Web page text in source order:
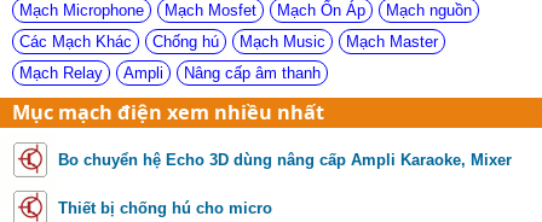
Mạch Microphone
Mạch Mosfet Mạch Ổn Áp
Mạch nguồn
Các Mạch Khác
Chống hú Mạch Music
Mạch Master
Mạch Relay
Ampli Nâng cấp âm thanh
Mục mạch điện xem nhiều nhất
Bo chuyển hệ Echo 3D dùng nâng cấp Ampli Karaoke, Mixer
Thiết bị chống hú cho micro